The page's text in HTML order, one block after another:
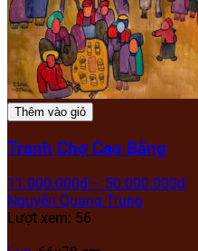
Thêm vào giỏ
Tranh Chợ Cao Bằng
11.000.000₫ – 50.000.000₫
Nguyễn Quang Trung
Lượt xem: 56